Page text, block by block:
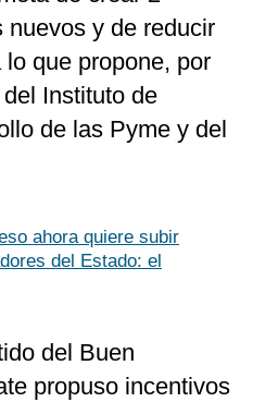
nuevos y de reducir
que propone, por
Instituto de
de las Pyme y del
ahora quiere subir
del Estado: el
del Buen
propuso incentivos